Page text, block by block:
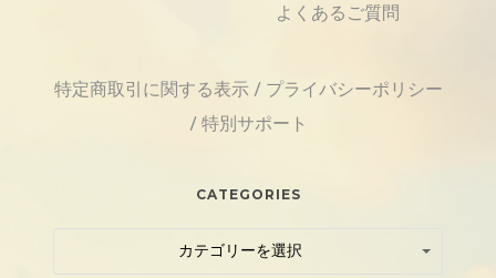
よくあるご質問
特定商取引に関する表示/ プライバシーポリシー
/ 特別サポート
CATEGORIES
Categories
カテゴリーを選択